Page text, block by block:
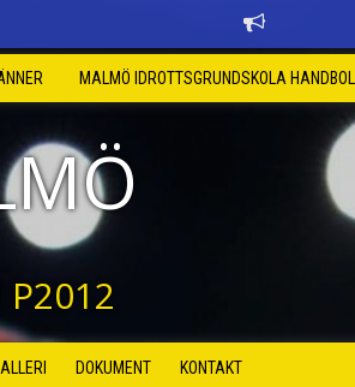
MALMÖ IDROTTSGRUNDSKOLA HANDBOLL
DOKUMENT KONTAKT